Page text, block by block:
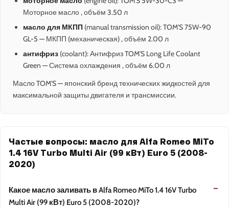
Моторное масло , объём 3.50 л
масло для МКПП (manual transmission oil): TOM'S 75W-90
GL-5 — МКПП (механическая) , объём 2.00 л
антифриз (coolant): Антифриз TOM'S Long Life Coolant
Green — Система охлаждения , объём 6.00 л
Масло TOM'S — японский бренд технических жидкостей для
максимальной защиты двигателя и трансмиссии.
Частые вопросы: масло для Alfa Romeo MiTo
1.4 16V Turbo Multi Air (99 кВт) Euro 5 (2008-
2020)
Какое масло заливать в Alfa Romeo MiTo 1.4 16V Turbo
Multi Air (99 кВт) Euro 5 (2008-2020)?